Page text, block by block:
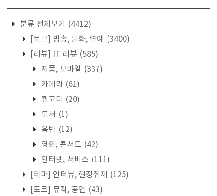
분류 전체보기
(4412)
[토크] 방송, 문화, 연예
(3400)
[리뷰] IT 리뷰 (585)
제품, 모바일 (337)
카메라 (61)
캠코더 (20)
도서 (1)
음반 (12)
영화, 콘서트 (42)
인터넷, 서비스 (111)
[테마] 인터뷰, 현장취재 (125)
[토크] 뮤직, 공연 (43)